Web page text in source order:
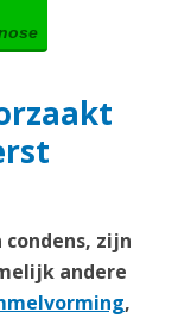
zijn
andere
,